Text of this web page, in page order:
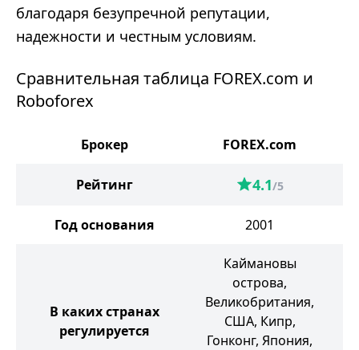
благодаря безупречной репутации,
надежности и честным условиям.
Сравнительная таблица FOREX.com и
Roboforex
Брокер FOREX.com
Рейтинг 4.1/5
Год основания 2001
В каких странах
регулируется
Каймановы
острова,
Великобритания,
США, Кипр,
Гонконг, Япония,